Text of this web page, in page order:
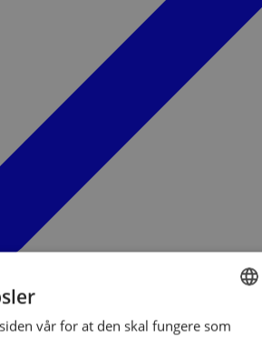
NORWEGIAN
vår for at den skal fungere som